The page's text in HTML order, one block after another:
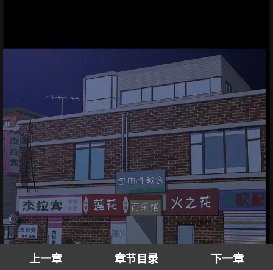
上一章 章节目录 下一章